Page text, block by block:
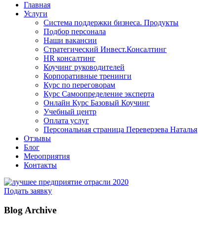
Главная
Услуги
Система поддержки бизнеса. Продукты
Подбор персонала
Наши вакансии
Стратегический Инвест.Консалтинг
HR консалтинг
Коучинг руководителей
Корпоративные тренинги
Курс по переговорам
Курс Самоопределение эксперта
Онлайн Курс Базовый Коучинг
Учебный центр
Оплата услуг
Персональная страница Переверзева Наталья
Отзывы
Блог
Мероприятия
Контакты
Подать заявку
Blog Archive